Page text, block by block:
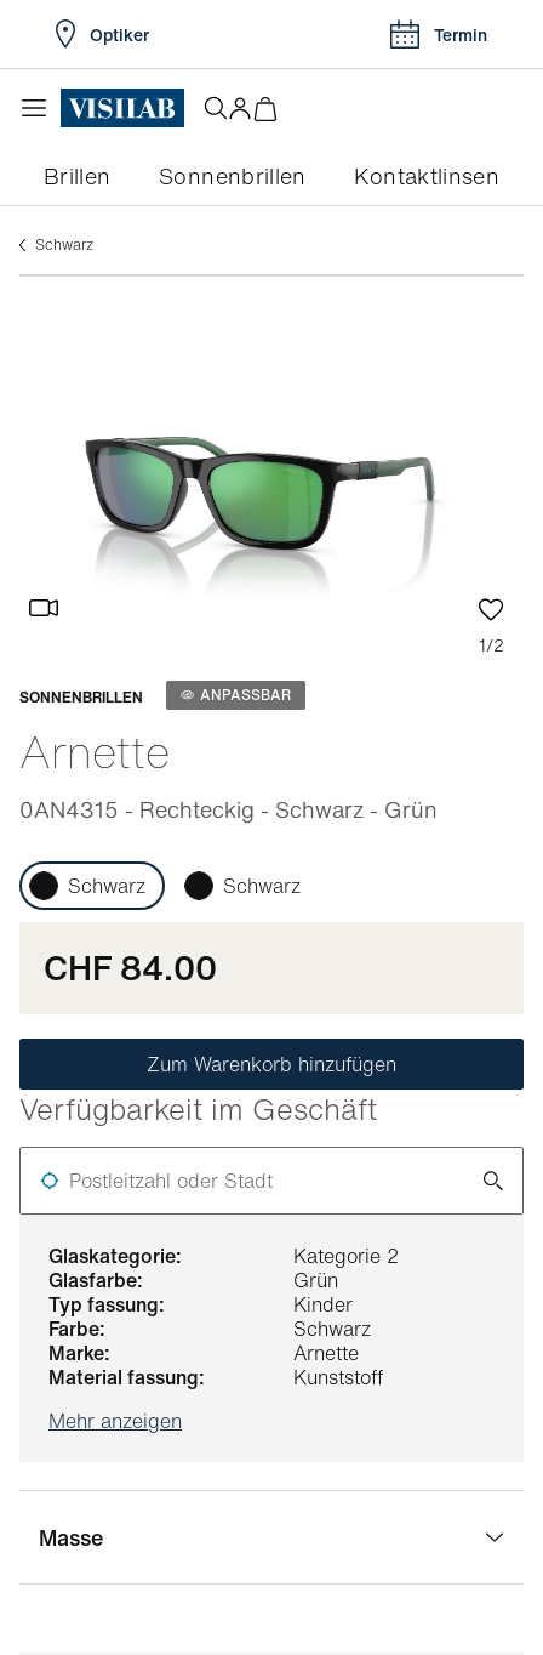
Optiker Termin
Brillen Sonnenbrillen Kontaktlinsen
schwarz
glaskategorie:
Kategorie 2
glasfarbe:
Grün
typ fassung:
Kinder
farbe:
Schwarz
marke:
Arnette
material fassung:
Kunststoff
Mehr anzeigen
Masse
1/2
SONNENBRILLEN ANPASSBAR
Arnette
0AN4315 - Rechteckig - Schwarz - Grün
Anpassbar
Schwarz Schwarz
CHF 84.00
Zum Warenkorb hinzufügen
Verfügbarkeit im Geschäft
Postleitzahl oder Stadt